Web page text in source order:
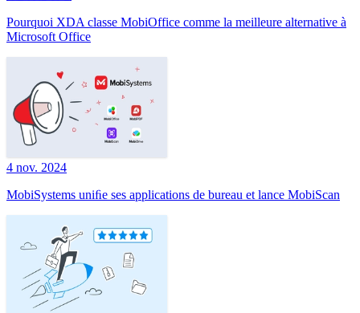
Pourquoi XDA classe MobiOffice comme la meilleure alternative à
Microsoft Office
4 nov. 2024
MobiSystems uniﬁe ses applications de bureau et lance MobiScan